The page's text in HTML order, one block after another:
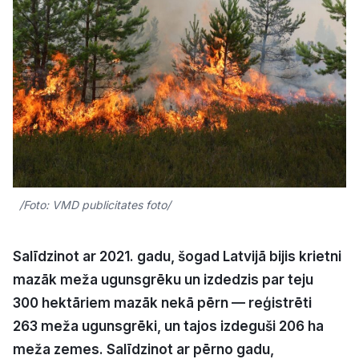
Kultūra
Bizness
Video
Vieta
Sludinājumi
Pasākumi
Reklāma
/Foto: VMD publicitates foto/
Salīdzinot ar 2021. gadu, šogad Latvijā bijis krietni
mazāk meža ugunsgrēku un izdedzis par teju
300 hektāriem mazāk nekā pērn — reģistrēti
263 meža ugunsgrēki, un tajos izdeguši 206 ha
meža zemes. Salīdzinot ar pērno gadu,